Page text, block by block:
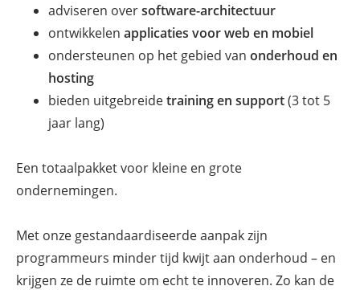
adviseren oversoftware-architectuur
ontwikkelen applicaties voor web en mobiel
ondersteunen op het gebied van onderhoud en
hosting
bieden uitgebreidetraining en support(3 tot 5
jaar lang)
Een totaalpakket voor kleine en grote
ondernemingen.
Met onze gestandaardiseerde aanpak zijn
programmeurs minder tijd kwijt aan onderhoud – en
krijgen ze de ruimte om echt te innoveren. Zo kan de